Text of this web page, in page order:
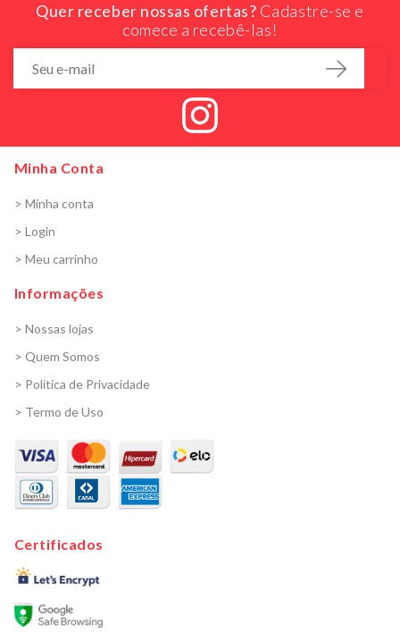
Quer receber nossas ofertas? Cadastre-se e
comece a recebê-las!
Minha Conta
> Minha conta
> Login
> Meu carrinho
Informações
> Nossas lojas
> Quem Somos
> Política de Privacidade
> Termo de Uso
Certificados